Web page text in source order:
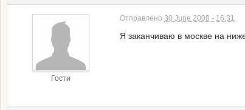
Гости
Отправлено 30 June 2008 - 16:31
Я заканчиваю в москве на